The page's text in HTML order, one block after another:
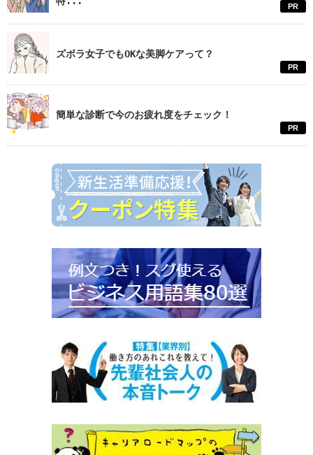
PR
ズボラ女子でもOKな美脚ケアって？
PR
簡単な診断で今のお疲れ度をチェック！
PR